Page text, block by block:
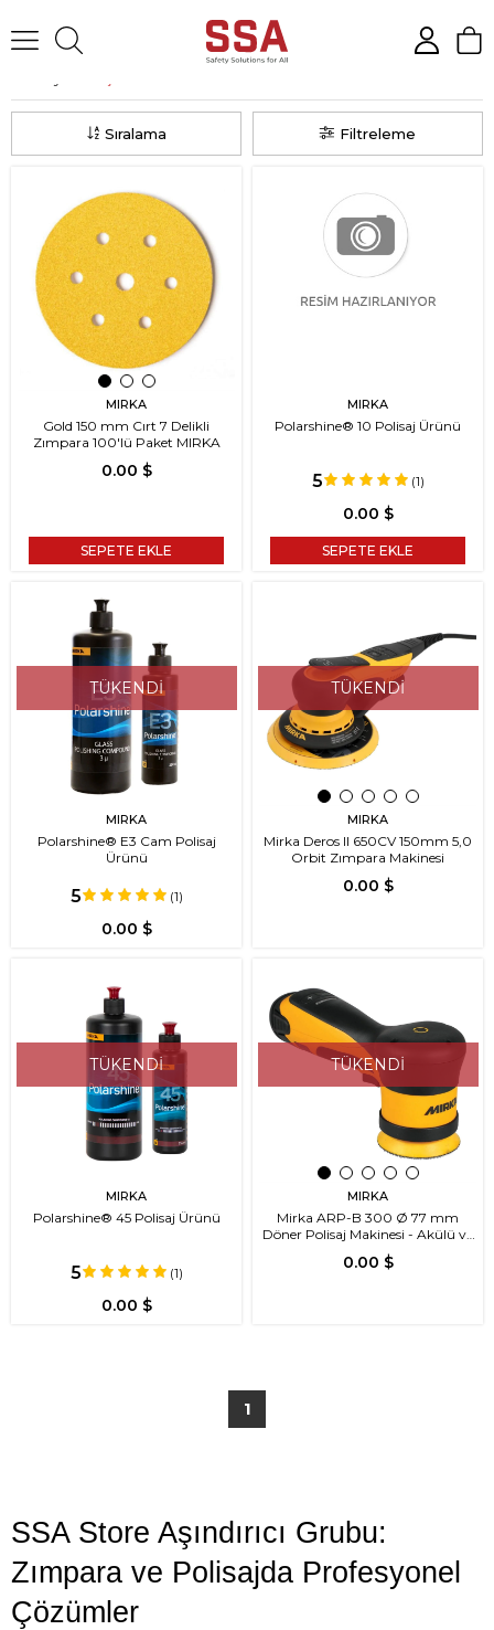
Filtreleme
Sıralama
MIRKA
Gold 150 mm Cırt 7 Delikli
Zımpara 100'lü Paket MIRKA
0.00 $
SEPETE EKLE
MIRKA
Polarshine® 10 Polisaj Ürünü
5 (1)
0.00 $
SEPETE EKLE
TÜKENDI
MIRKA
Polarshine® E3 Cam Polisaj
Ürünü
5 (1)
0.00 $
TÜKENDI
MIRKA
Mirka Deros II 650CV 150mm 5,0
Orbit Zımpara Makinesi
0.00 $
TÜKENDI
MIRKA
Polarshine® 45 Polisaj Ürünü
5 (1)
0.00 $
TÜKENDI
MIRKA
Mirka ARP-B 300 Ø 77 mm
Döner Polisaj Makinesi - Akülü ve
Ergonomik Tasarım
0.00 $
1
SSA Store Aşındırıcı Grubu:
Zımpara ve Polisajda Profesyonel
Çözümler